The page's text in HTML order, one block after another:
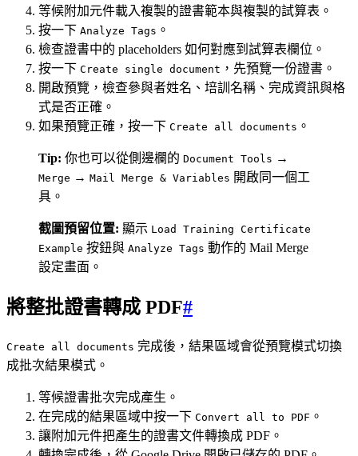
等候附加元件載入複製的證書範本與複製的試算表。
按一下 Analyze Tags 。
檢查證書中的 placeholders 如何對應到試算表欄位。
按一下 Create single document ，先預覽一份證書。
開啟預覽，檢查參與者姓名、培訓名稱、完成資訊與格
式是否正確。
如果預覽正確，按一下 Create all documents 。
Tip: 你也可以從側邊欄的 Document Tools →
Merge → Mail Merge & Variables 開啟同一個工
具。
截圖預留位置: 顯示 Load Training Certificate
Example 按鈕與 Analyze Tags 動作的 Mail Merge
設定畫面。
將整批證書轉成 PDF#
Create all documents 完成後，結果區域會從預覽模式切換
成批次結果模式。
等候證書批次完成產生。
在完成的結果區域中按一下 Convert all to PDF 。
讓附加元件把產生的證書文件轉換成 PDF。